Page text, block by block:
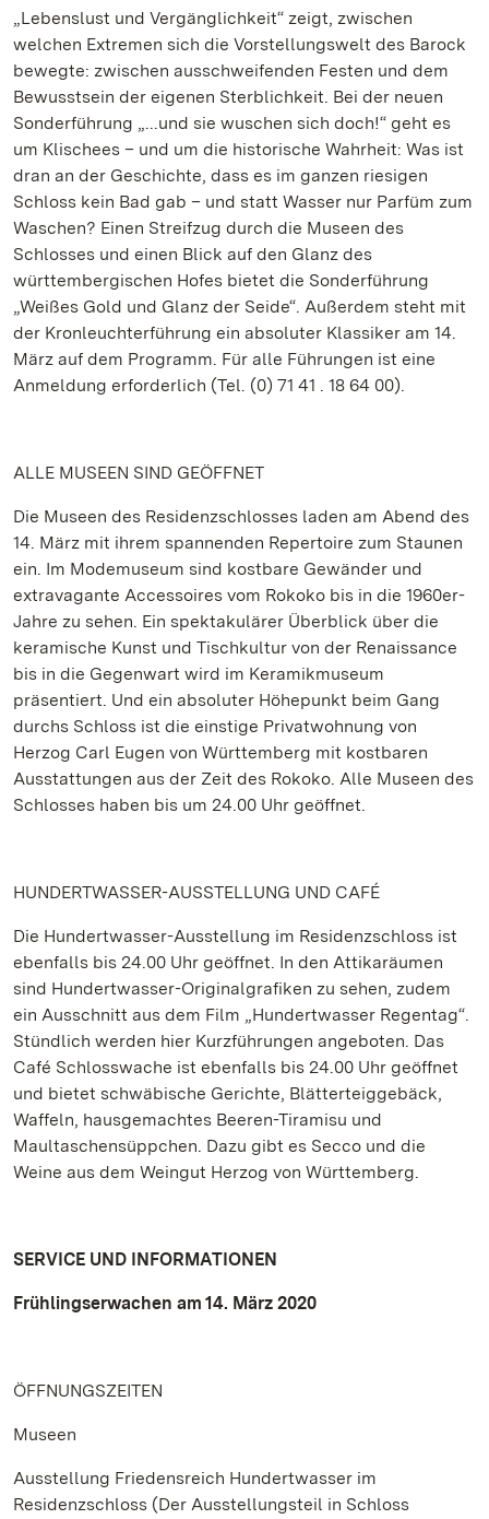
„Lebenslust und Vergänglichkeit“ zeigt, zwischen
welchen Extremen sich die Vorstellungswelt des Barock
bewegte: zwischen ausschweifenden Festen und dem
Bewusstsein der eigenen Sterblichkeit. Bei der neuen
Sonderführung „...und sie wuschen sich doch!“ geht es
um Klischees – und um die historische Wahrheit: Was ist
dran an der Geschichte, dass es im ganzen riesigen
Schloss kein Bad gab – und statt Wasser nur Parfüm zum
Waschen? Einen Streifzug durch die Museen des
Schlosses und einen Blick auf den Glanz des
württembergischen Hofes bietet die Sonderführung
„Weißes Gold und Glanz der Seide“. Außerdem steht mit
der Kronleuchterführung ein absoluter Klassiker am 14.
März auf dem Programm. Für alle Führungen ist eine
Anmeldung erforderlich (Tel. (0) 71 41 . 18 64 00).
ALLE MUSEEN SIND GEÖFFNET
Die Museen des Residenzschlosses laden am Abend des
14. März mit ihrem spannenden Repertoire zum Staunen
ein. Im Modemuseum sind kostbare Gewänder und
extravagante Accessoires vom Rokoko bis in die 1960er-
Jahre zu sehen. Ein spektakulärer Überblick über die
keramische Kunst und Tischkultur von der Renaissance
bis in die Gegenwart wird im Keramikmuseum
präsentiert. Und ein absoluter Höhepunkt beim Gang
durchs Schloss ist die einstige Privatwohnung von
Herzog Carl Eugen von Württemberg mit kostbaren
Ausstattungen aus der Zeit des Rokoko. Alle Museen des
Schlosses haben bis um 24.00 Uhr geöffnet.
HUNDERTWASSER-AUSSTELLUNG UND CAFÉ
Die Hundertwasser-Ausstellung im Residenzschloss ist
ebenfalls bis 24.00 Uhr geöffnet. In den Attikaräumen
sind Hundertwasser-Originalgrafiken zu sehen, zudem
ein Ausschnitt aus dem Film „Hundertwasser Regentag“.
Stündlich werden hier Kurzführungen angeboten. Das
Café Schlosswache ist ebenfalls bis 24.00 Uhr geöffnet
und bietet schwäbische Gerichte, Blätterteiggebäck,
Waffeln, hausgemachtes Beeren-Tiramisu und
Maultaschensüppchen. Dazu gibt es Secco und die
Weine aus dem Weingut Herzog von Württemberg.
SERVICE UND INFORMATIONEN
Frühlingserwachen am 14. März 2020
ÖFFNUNGSZEITEN
Museen
Ausstellung Friedensreich Hundertwasser im
Residenzschloss (Der Ausstellungsteil in Schloss